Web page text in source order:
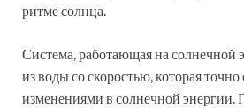
ритме солнца.
Система, работающая на солнечной
из воды со скоростью, которая точно
изменениями в солнечной энергии.